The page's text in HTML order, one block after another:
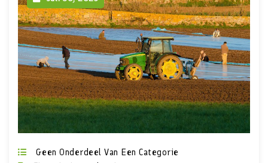
Geen Onderdeel Van Een Categorie